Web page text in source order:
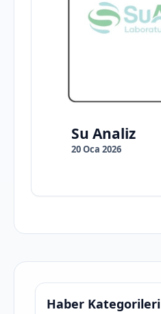
Su Analiz
20 Oca 2026
Haber Kategorileri